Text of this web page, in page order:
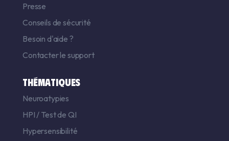
Presse
Conseils de sécurité
Besoin d'aide ?
Contacter le support
THÉMATIQUES
Neuroatypies
HPI / Test de QI
Hypersensibilité